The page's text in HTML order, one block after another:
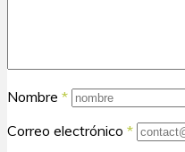
Nombre *
Correo electrónico *